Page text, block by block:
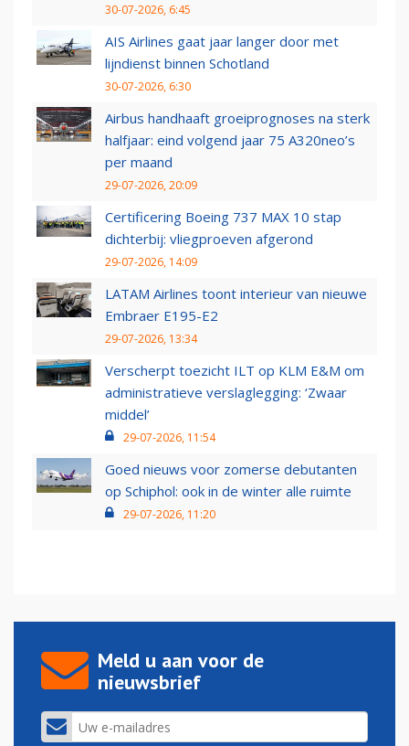
30-07-2026, 6:45
AIS Airlines gaat jaar langer door met
lijndienst binnen Schotland
30-07-2026, 6:30
Airbus handhaaft groeiprognoses na sterk
halfjaar: eind volgend jaar 75 A320neo’s
per maand
29-07-2026, 20:09
Certificering Boeing 737 MAX 10 stap
dichterbij: vliegproeven afgerond
29-07-2026, 14:09
LATAM Airlines toont interieur van nieuwe
Embraer E195-E2
29-07-2026, 13:34
Verscherpt toezicht ILT op KLM E&M om
administratieve verslaglegging: ‘Zwaar
middel’
29-07-2026, 11:54
Goed nieuws voor zomerse debutanten
op Schiphol: ook in de winter alle ruimte
29-07-2026, 11:20
Meld u aan voor de
nieuwsbrief